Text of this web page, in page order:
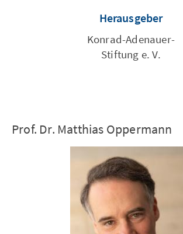
Herausgeber
Konrad-Adenauer-
Stiftung e. V.
Prof. Dr. Matthias Oppermann